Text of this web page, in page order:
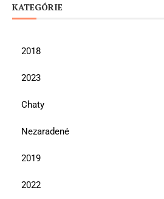
KATEGÓRIE
2018
2023
Chaty
Nezaradené
2019
2022